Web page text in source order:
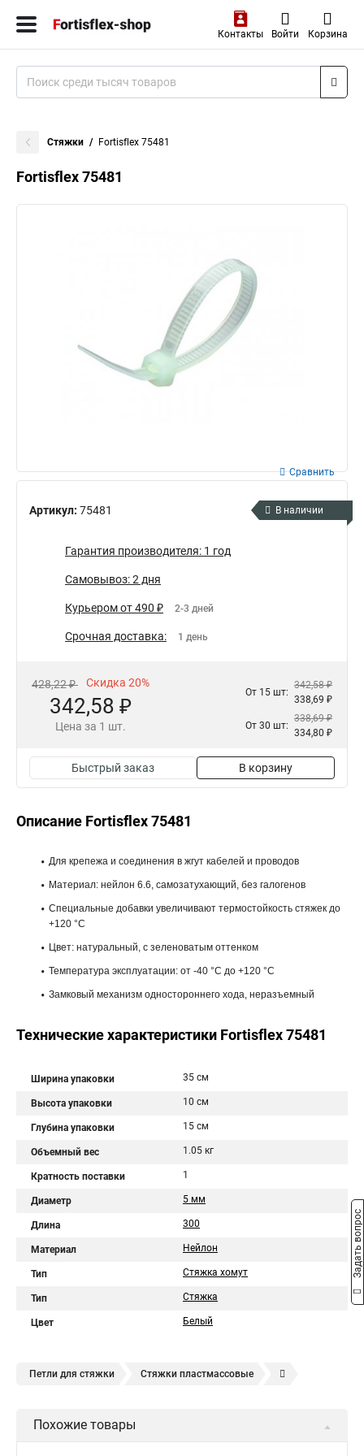
Контакты Войти Корзина
Стяжки Fortisflex 75481
Fortisflex 75481
Артикул: 75481
Сравнить
В наличии
Гарантия производителя: 1 год
Самовывоз: 2 дня
Курьером от 490 ₽ 2-3 дней
Срочная доставка: 1 день
428,22 ₽ Скидка 20%
342,58 ₽
Цена за 1 шт.
От 15 шт:
342,58 ₽
338,69 ₽
От 30 шт:
338,69 ₽
334,80 ₽
Быстрый заказ В корзину
Описание Fortisflex 75481
Для крепежа и соединения в жгут кабелей и проводов
Материал: нейлон 6.6, самозатухающий, без галогенов
Специальные добавки увеличивают термостойкость стяжек до
+120 °С
Цвет: натуральный, с зеленоватым оттенком
Температура эксплуатации: от -40 °С до +120 °С
Замковый механизм одностороннего хода, неразъемный
Технические характеристики Fortisflex 75481
Ширина упаковки 35 см
Высота упаковки 10 см
Глубина упаковки 15 см
Объемный вес 1.05 кг
Кратность поставки 1
Диаметр 5 мм
Длина 300
Материал Нейлон
Тип Стяжка хомут
Тип Стяжка
Цвет Белый
Петли для стяжки Стяжки пластмассовые
Стяжки зажим Хомут стяжка нейлоновая купить в
Похожие товары
Задать вопрос